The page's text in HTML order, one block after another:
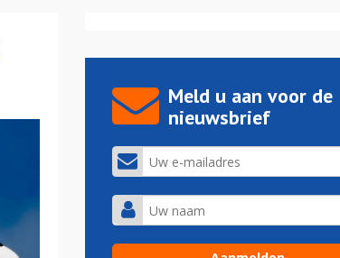
Meld u aan voor de
nieuwsbrief